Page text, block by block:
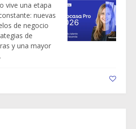
vive una etapa
nuevas
de negocio
de
y una mayor